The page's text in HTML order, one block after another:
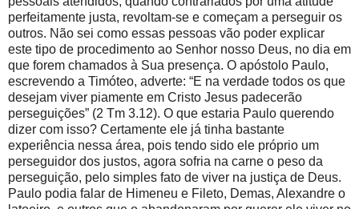
perfeitamente justa, revoltam-se e começam a perseguir os
outros. Não sei como essas pessoas vão poder explicar
este tipo de procedimento ao Senhor nosso Deus, no dia em
que forem chamados à Sua presença. O apóstolo Paulo,
escrevendo a Timóteo, adverte: “E na verdade todos os que
desejam viver piamente em Cristo Jesus padecerão
perseguições” (2 Tm 3.12). O que estaria Paulo querendo
dizer com isso? Certamente ele já tinha bastante
experiência nessa área, pois tendo sido ele próprio um
perseguidor dos justos, agora sofria na carne o peso da
perseguição, pelo simples fato de viver na justiça de Deus.
Paulo podia falar de Himeneu e Fileto, Demas, Alexandre o